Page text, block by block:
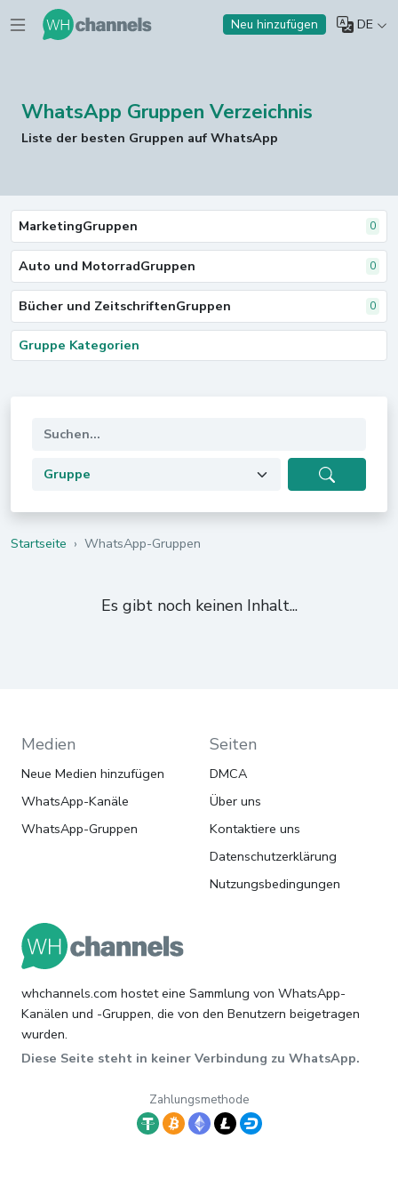
Neu hinzufügen DE
WhatsApp Gruppen Verzeichnis
Liste der besten Gruppen auf WhatsApp
MarketingGruppen 0
Auto und MotorradGruppen 0
Bücher und ZeitschriftenGruppen 0
Gruppe Kategorien
Startseite › WhatsApp-Gruppen
Es gibt noch keinen Inhalt...
Medien
Neue Medien hinzufügen
WhatsApp-Kanäle
WhatsApp-Gruppen
Seiten
DMCA
Über uns
Kontaktiere uns
Datenschutzerklärung
Nutzungsbedingungen
whchannels.com hostet eine Sammlung von WhatsApp-
Kanälen und -Gruppen, die von den Benutzern beigetragen
wurden.
Diese Seite steht in keiner Verbindung zu WhatsApp.
Zahlungsmethode